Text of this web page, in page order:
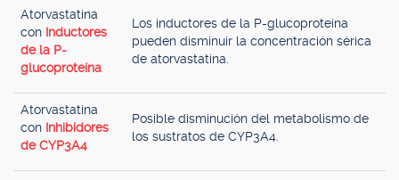
Atorvastatina
con Inductores
de la P-
glucoproteína
Los inductores de la P-glucoproteína
pueden disminuir la concentración sérica
de atorvastatina.
Atorvastatina
con Inhibidores
de CYP3A4
Posible disminución del metabolismo de
los sustratos de CYP3A4.